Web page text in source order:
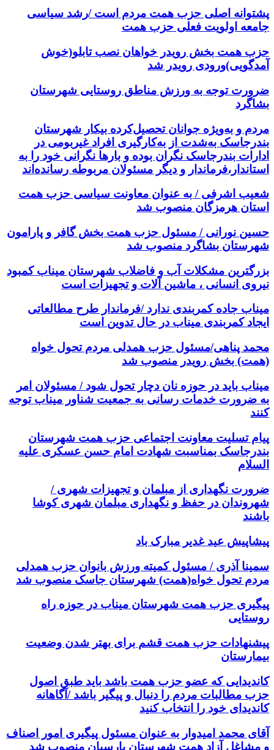
پشتوانه اصلی حزب همت مردم است /رشد سیاسی
جامعه اولویت فعلی حزب همت
حزب همت بخش رویدر خواهان نصب تابلو(خوش
آمدگویی)ورودی رویدر شد
ضرورت توجه به ورزش مناطق روستایی شهرستان
بشاگرد
مردم و به‌ویژه جوانان تحصیل‌کرده بیکار شهرستان
بندرجاسک به‌شدت از به‌کارگیری افراد غیربومی در
ادارات بندرجاسک نگران بوده و بارها نگرانی خود را به
استاندار،فرماندار و دیگر مسئولان مربوطه رسانده‌اند
شعیب اشرفی / به عنوان معاونت سیاسی حزب همت
استان هرمزگان منصوب شد
حسین نورانی / مسئول حزب همت بخش گافر و پارامون
شهرستان بشاگرد منصوب شد
بزرگترین مشکلات آب و فاضلاب شهرستان میناب کمبود
نیروی انسانی ، ماشین آلات و تجهیزات است
میناب جاده کمربندی ندارد /فرماندار طرح مطالعاتی
ایجاد کمربندی میناب در حال تدوین است
محمد پناهی/مسئول حزب همدلی مردم تحول خواه
(همت) بخش رویدر منصوب شد
میناب باید در حوزه نان دچار تحول شود / مسئولان امر
به ضرورت خدمات رسانی به جمعیت شناور میناب توجه
کنند
پیام تسلیت معاونت اجتماعی حزب همت شهرستان
بندرجاسک بمناسبت شهادت امام حسن عسکری علیه
السلام
ضرورت نگهداری از مبلمان و تجهیزات شهری /
شهروندان در حفظ و نگهداری مبلمان شهری کوشا
باشند
پیشاپیش عید غدیر مبارک باد
سمینا آذری / مسئول کمیته ورزش بانوان حزب همدلی
مردم تحول خواه(همت) شهرستان جاسک منصوب شد
پیگیری حزب همت شهرستان میناب در حوزه راه
روستایی
پیشنهادات حزب همت قشم برای بهتر شدن وضعیت
بیمارستان
کاندیدایی که عضو حزب همت باشد باید طبق اصول
حزب مطالبات مردم را دنبال و پیگیر باشد /آگاهانه
کاندیدای خود را انتخاب کنید
آقای محمد امیدوار به عنوان مسئول پیگیری امور اصناف
و مشاغل آزاد همت شهرستان پارسیان منصوب شد